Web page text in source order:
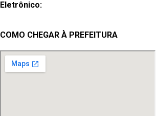
Eletrônico:
COMO CHEGAR À PREFEITURA